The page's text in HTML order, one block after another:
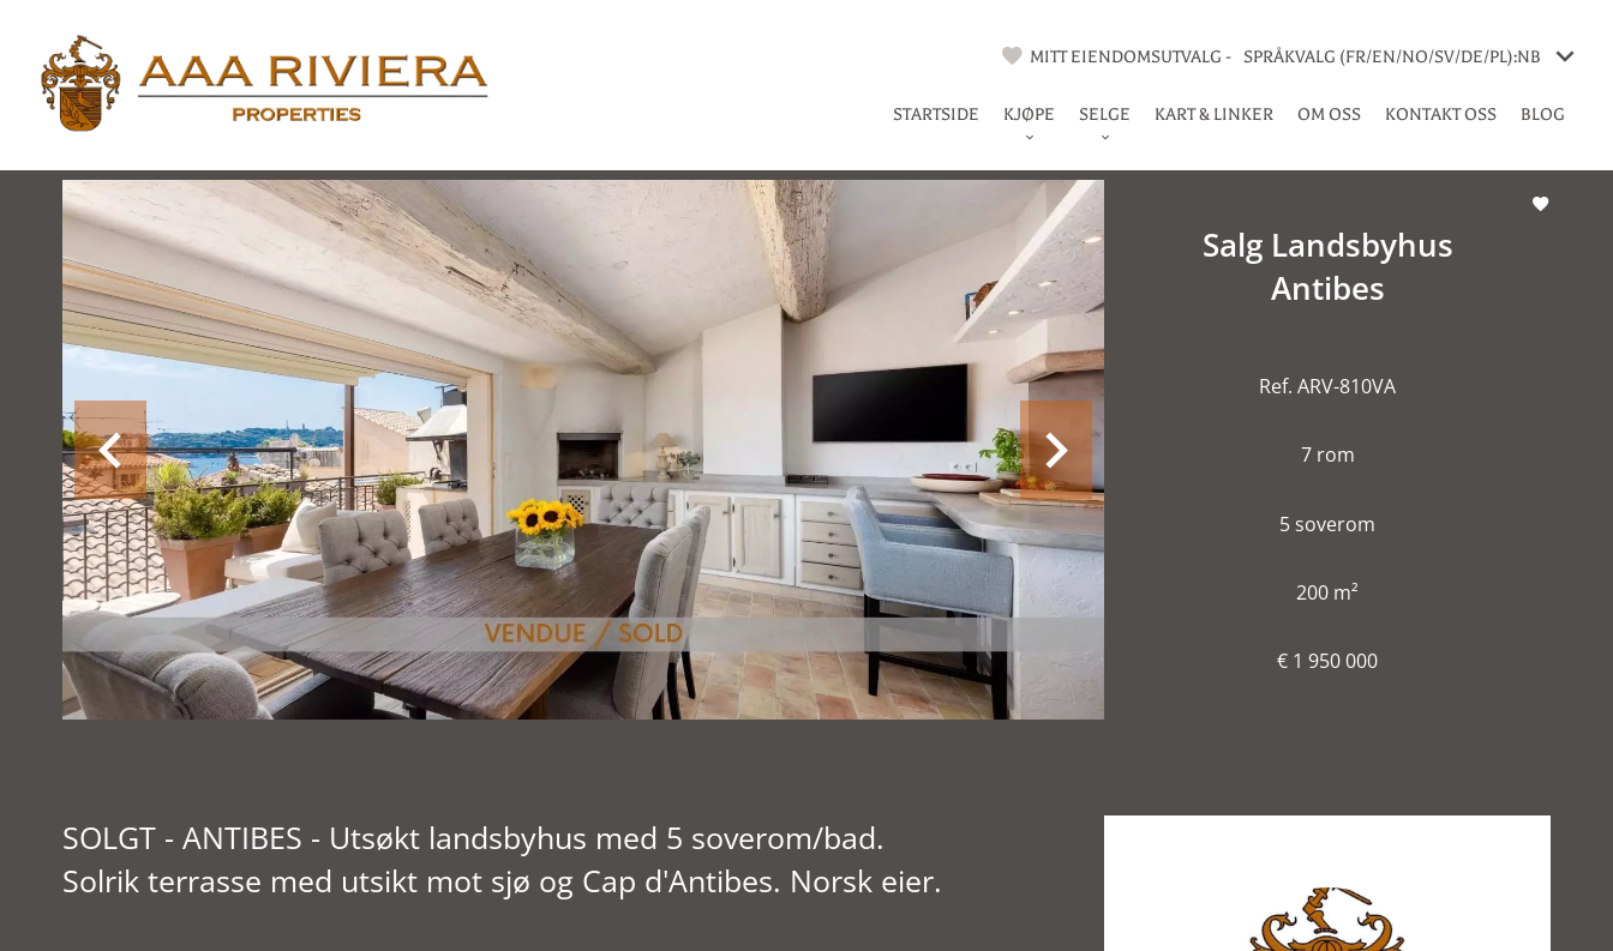
MITT EIENDOMSUTVALG - SPRÅKVALG (FR/EN/NO/SV/DE/PL):NB
STARTSIDE KJØPE SELGE KART & LINKER OM OSS KONTAKT OSS BLOG
Salg Landsbyhus
Antibes
Ref. ARV-810VA
7 rom
5 soverom
200 m²
€ 1 950 000
SOLGT - ANTIBES - Utsøkt landsbyhus med 5 soverom/bad.
Solrik terrasse med utsikt mot sjø og Cap d'Antibes. Norsk eier.